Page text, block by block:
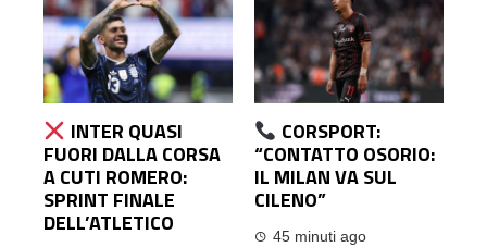
INTER QUASI
FUORI DALLA CORSA
A CUTI ROMERO:
SPRINT FINALE
DELL’ATLETICO
CORSPORT:
“CONTATTO OSORIO:
IL MILAN VA SUL
CILENO”
45 minuti ago